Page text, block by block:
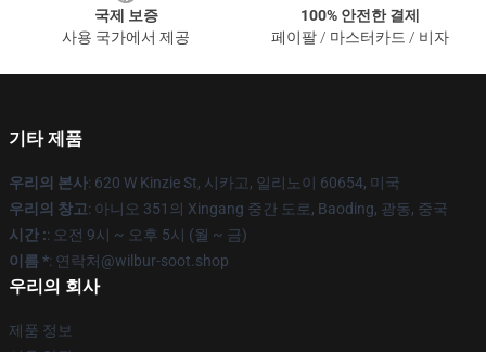
국제 보증
사용 국가에서 제공
100% 안전한 결제
페이팔 / 마스터카드 / 비자
기타 제품
우리의 본사: 620 W Kinzie St, 시카고, 일리노이 60654, 미국
우리의 창고: 아니오 351의 Xingang 중간 도로, Baoding, 광동, 중국
시간 :: 오전 9시 ~ 오후 5시 (월 ~ 금)
이름 *: 연락처@wilbur-soot.shop
우리의 회사
제품 정보